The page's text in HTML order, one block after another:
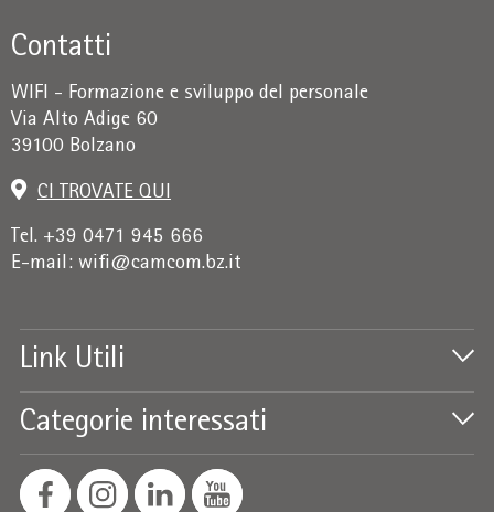
Contatti
WIFI - Formazione e sviluppo del personale
Via Alto Adige 60
39100 Bolzano
CI TROVATE QUI
Tel. +39 0471 945 666
E-mail: wifi@camcom.bz.it
Link Utili
Categorie interessati